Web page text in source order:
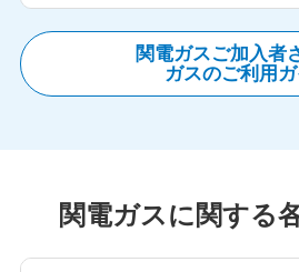
関電ガスご加入者
ガスのご利用
関電ガスに関する